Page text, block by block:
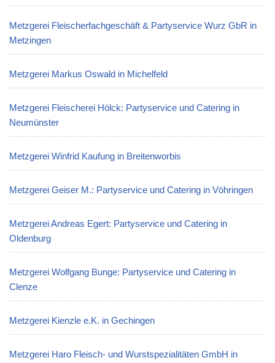
Metzgerei Fleischerfachgeschäft & Partyservice Wurz GbR in
Metzingen
Metzgerei Markus Oswald in Michelfeld
Metzgerei Fleischerei Hölck: Partyservice und Catering in
Neumünster
Metzgerei Winfrid Kaufung in Breitenworbis
Metzgerei Geiser M.: Partyservice und Catering in Vöhringen
Metzgerei Andreas Egert: Partyservice und Catering in
Oldenburg
Metzgerei Wolfgang Bunge: Partyservice und Catering in
Clenze
Metzgerei Kienzle e.K. in Gechingen
Metzgerei Haro Fleisch- und Wurstspezialitäten GmbH in